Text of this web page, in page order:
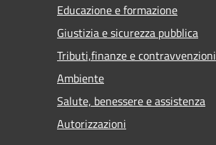
Educazione e formazione
Giustizia e sicurezza pubblica
Tributi,finanze e contravvenzioni
Ambiente
Salute, benessere e assistenza
Autorizzazioni